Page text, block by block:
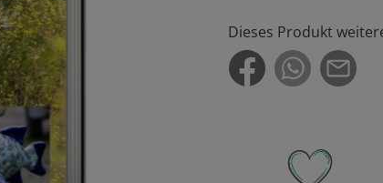
Dieses Produkt